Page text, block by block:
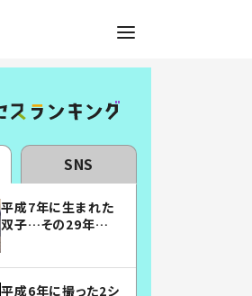
SNS
平成7年に生まれた
双子…その29年後
平成6年に撮った2シ